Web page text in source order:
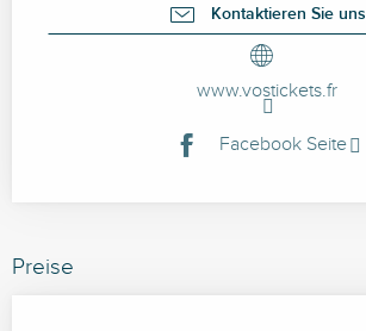
Kontaktieren Sie uns
www.vostickets.fr
Facebook Seite
Preise